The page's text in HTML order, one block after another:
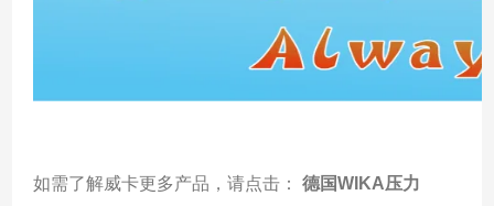
如需了解威卡更多产品，请点击： 德国WIKA压力